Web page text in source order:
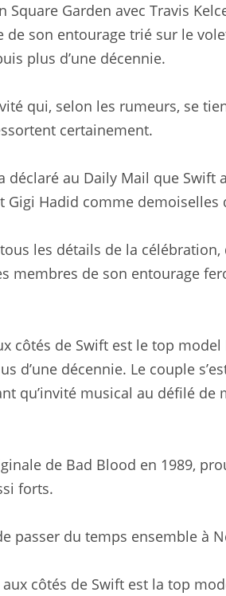
Garden avec Travis
son entourage trié sur le
plus d’une décennie.
qui, selon les rumeurs, se
certainement.
au Daily Mail que Swift
Gigi Hadid comme demoiselles
les détails de la célébration,
membres de son entourage
côtés de Swift est le top model
d’une décennie. Le couple
qu’invité musical au défilé de
de Bad Blood en 1989,
forts.
côtés de Swift est la top